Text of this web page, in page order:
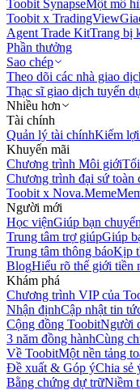
Toobit SynapseMột mô
Toobit x TradingView
Agent Trade KitTrang bị
Phần thưởng
Sao chép
Theo dõi các nhà giao
Thạc sĩ giao dịch tuyển
Nhiều hơn
Tài chính
Quản lý tài chínhKiếm lợi
Khuyến mãi
Chương trình Môi giới
Chương trình đại sứ toàn
Toobit x Nova.Meme
Người mới
Học việnGiúp bạn
Trung tâm trợ giúpGiúp
Trung tâm thông báoKịp
BlogHiểu rõ thế giới tiền
Khám phá
Chương trình VIP của
Nhận địnhCập nhật tin
Cộng đồng ToobitNgười
3 năm đồng hànhCùng
Về ToobitMột nền tảng
Đề xuất & Góp ýChia sẻ
Bằng chứng dự trữNiềm